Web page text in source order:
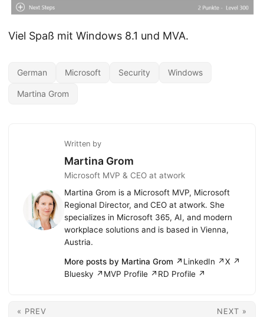
Viel Spaß mit Windows 8.1 und MVA.
German Microsoft Security Windows
Martina Grom
Written by
Martina Grom
Microsoft MVP & CEO at atwork
Martina Grom is a Microsoft MVP, Microsoft
Regional Director, and CEO at atwork. She
specializes in Microsoft 365, AI, and modern
workplace solutions and is based in Vienna,
Austria.
More posts by Martina Grom ↗LinkedIn ↗X ↗
Bluesky ↗ MVP Profile ↗ RD Profile ↗
« PREV NEXT »